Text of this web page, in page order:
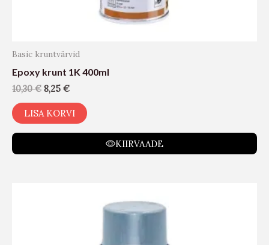
Basic kruntvärvid
Epoxy krunt 1K 400ml
10,30€ 8,25 €
LISA KORVI
KIIRVAADE